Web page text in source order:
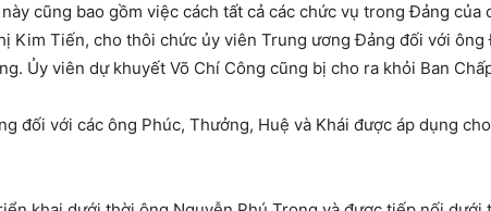
cũng bao gồm việc cách tất cả các chức vụ trong Đảng
Kim Tiến, cho thôi chức ủy viên Trung ương Đảng đối với
Ủy viên dự khuyết Võ Chí Công cũng bị cho ra khỏi Ban
đối với các ông Phúc, Thưởng, Huệ và Khái được áp dụng